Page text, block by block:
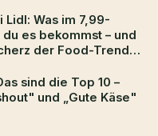
Was im 7,99-
es bekommst – und
der Food-Trend
sind die Top 10 –
und „Gute Käse"